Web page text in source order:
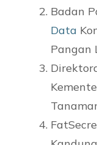
Badan
Data
Pangan